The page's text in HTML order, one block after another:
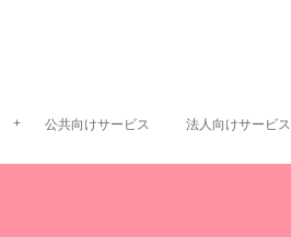
公共向けサービス 法人向けサービス